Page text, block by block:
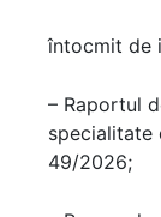
întocmit de
– Raportul
specialitate
49/2026;